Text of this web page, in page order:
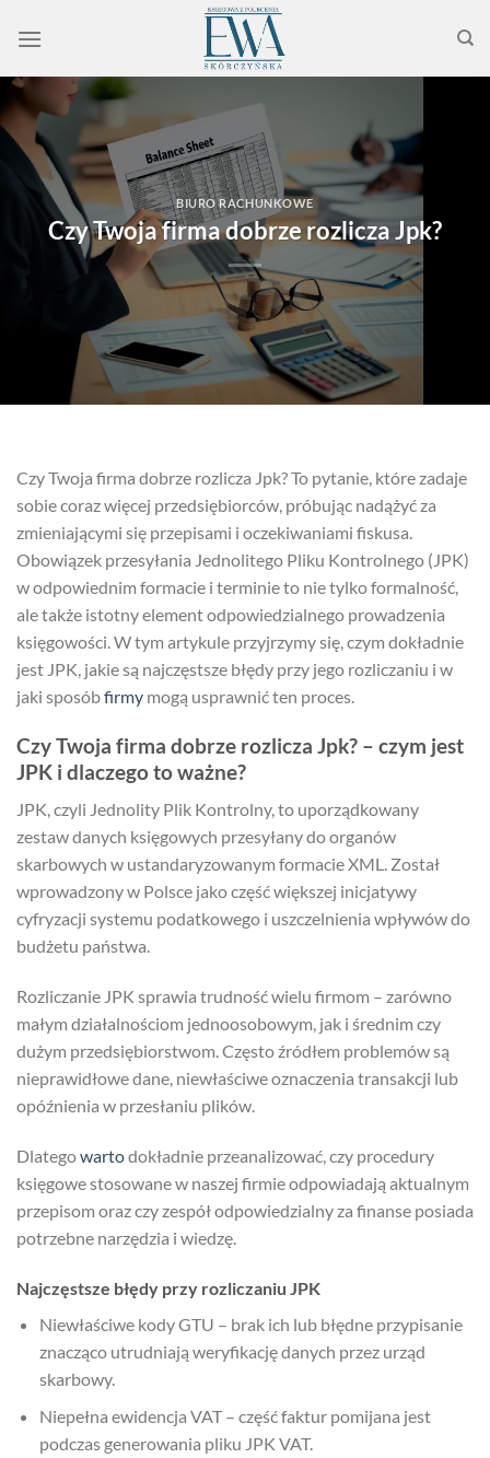
BIURO RACHUNKOWE
Czy Twoja firma dobrze rozlicza Jpk?
Czy Twoja firma dobrze rozlicza Jpk? To pytanie, które zadaje
sobie coraz więcej przedsiębiorców, próbując nadążyć za
zmieniającymi się przepisami i oczekiwaniami fiskusa.
Obowiązek przesyłania Jednolitego Pliku Kontrolnego (JPK)
w odpowiednim formacie i terminie to nie tylko formalność,
ale także istotny element odpowiedzialnego prowadzenia
księgowości. W tym artykule przyjrzymy się, czym dokładnie
jest JPK, jakie są najczęstsze błędy przy jego rozliczaniu i w
jaki sposóbfirmy mogą usprawnić ten proces.
Czy Twoja firma dobrze rozlicza Jpk? – czym jest
JPK i dlaczego to ważne?
JPK, czyli Jednolity Plik Kontrolny, to uporządkowany
zestaw danych księgowych przesyłany do organów
skarbowych w ustandaryzowanym formacie XML. Został
wprowadzony w Polsce jako część większej inicjatywy
cyfryzacji systemu podatkowego i uszczelnienia wpływów do
budżetu państwa.
Rozliczanie JPK sprawia trudność wielu firmom – zarówno
małym działalnościom jednoosobowym, jak i średnim czy
dużym przedsiębiorstwom. Często źródłem problemów są
nieprawidłowe dane, niewłaściwe oznaczenia transakcji lub
opóźnienia w przesłaniu plików.
Dlategowartodokładnie przeanalizować, czy procedury
księgowe stosowane w naszej firmie odpowiadają aktualnym
przepisom oraz czy zespół odpowiedzialny za finanse posiada
potrzebne narzędzia i wiedzę.
Najczęstsze błędy przy rozliczaniu JPK
Niewłaściwe kody GTU – brak ich lub błędne przypisanie
znacząco utrudniają weryfikację danych przez urząd
skarbowy.
Niepełna ewidencja VAT – część faktur pomijana jest
podczas generowania pliku JPK VAT.